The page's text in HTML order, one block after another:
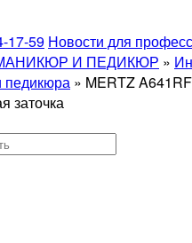
17-59 Новости для
И ПЕДИКЮР »
педикюра » MERTZ
заточка